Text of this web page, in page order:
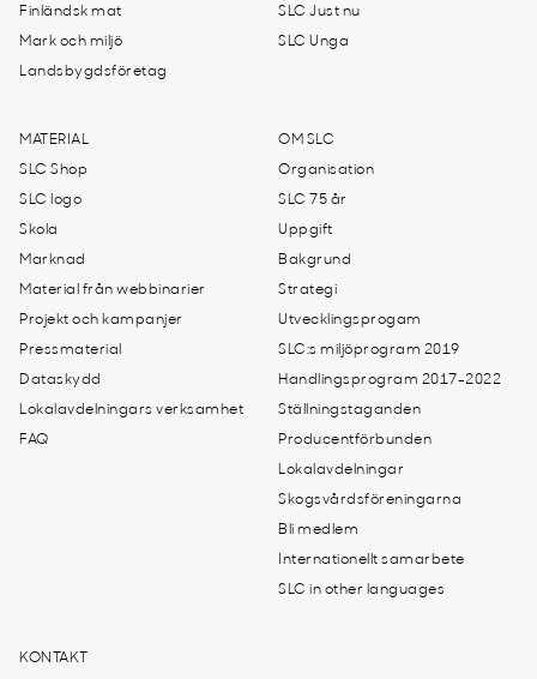
Finländsk mat
Mark och miljö
Landsbygdsföretag
SLC Just nu
SLC Unga
MATERIAL
SLC Shop
SLC logo
Skola
Marknad
Material från webbinarier
Projekt och kampanjer
Pressmaterial
Dataskydd
Lokalavdelningars verksamhet
FAQ
OM SLC
Organisation
SLC 75 år
Uppgift
Bakgrund
Strategi
Utvecklingsprogam
SLC:s miljöprogram 2019
Handlingsprogram 2017-2022
Ställningstaganden
Producentförbunden
Lokalavdelningar
Skogsvårdsföreningarna
Bli medlem
Internationellt samarbete
SLC in other languages
KONTAKT